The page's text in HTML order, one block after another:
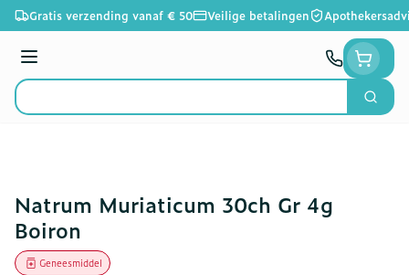
Ga naar de inhoud
Gratis verzending vanaf € 50 Veilige betalingen
Menu
Product, merk, categorie...
Zoek
Natrum Muriaticum 30ch Gr 4g
Boiron
Geneesmiddel